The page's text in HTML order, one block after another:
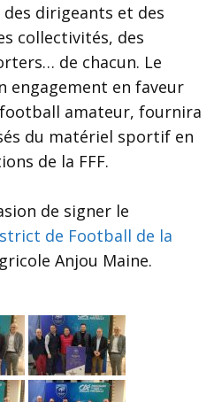
dirigeants et des
collectivités, des
de chacun. Le
engagement en faveur
amateur, fournira
du matériel sportif en
de la FFF.
de signer le
de Football de la
Anjou Maine.